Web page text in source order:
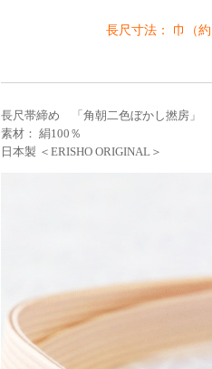
長尺寸法： 巾（
長尺帯締め 「角朝二色ぼかし撚房」
素材： 絹100％
日本製 ＜ERISHO ORIGINAL＞